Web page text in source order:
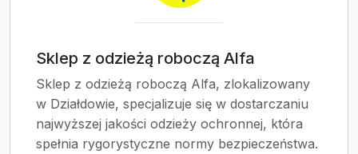
Sklep z odzieżą roboczą Alfa
Sklep z odzieżą roboczą Alfa, zlokalizowany
w Działdowie, specjalizuje się w dostarczaniu
najwyższej jakości odzieży ochronnej, która
spełnia rygorystyczne normy bezpieczeństwa.